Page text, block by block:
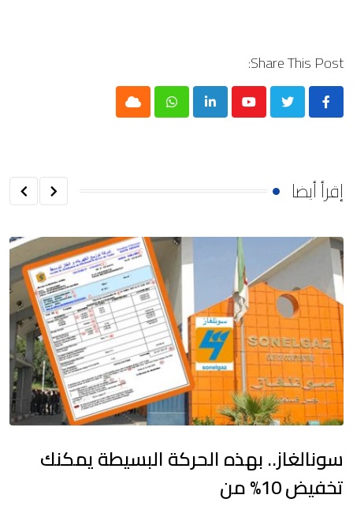
Share This Post:
Youtube
LinkedIn
Whatsapp
Cloud
إقرأ أيضا
سونالغاز.. بهذه الحركة البسيطة يمكنك
تخفيض 10% من